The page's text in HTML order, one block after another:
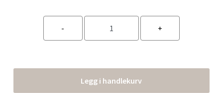
Legg i handlekurv